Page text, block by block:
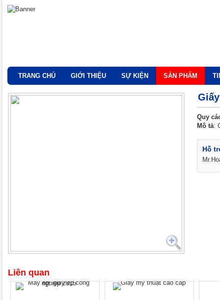
TRANG CHỦ GIỚI THIỆU SỰ KIỆN SẢN PHẨM
Quy
Mô tả:
Hỗ
Liên quan